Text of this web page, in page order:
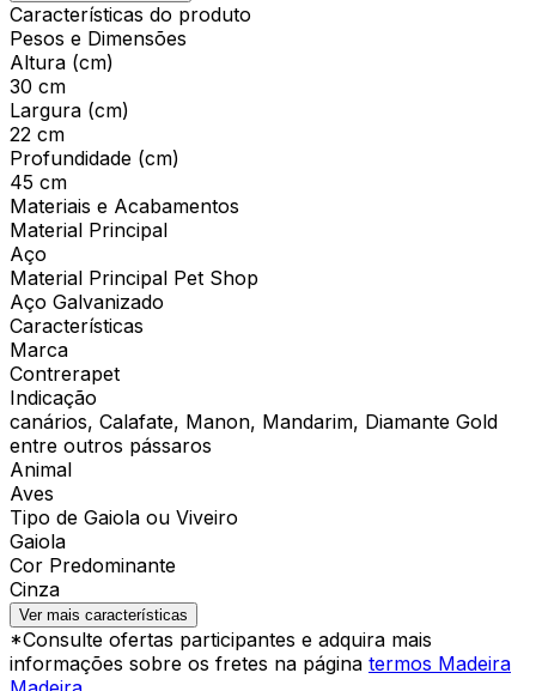
Características do produto
Pesos e Dimensões
Altura (cm)
30 cm
Largura (cm)
22 cm
Profundidade (cm)
45 cm
Materiais e Acabamentos
Material Principal
Aço
Material Principal Pet Shop
Aço Galvanizado
Características
Marca
Contrerapet
Indicação
canários, Calafate, Manon, Mandarim, Diamante Gold
entre outros pássaros
Animal
Aves
Tipo de Gaiola ou Viveiro
Gaiola
Cor Predominante
Cinza
Ver mais características
*Consulte ofertas participantes e adquira mais
informações sobre os fretes na página termos Madeira